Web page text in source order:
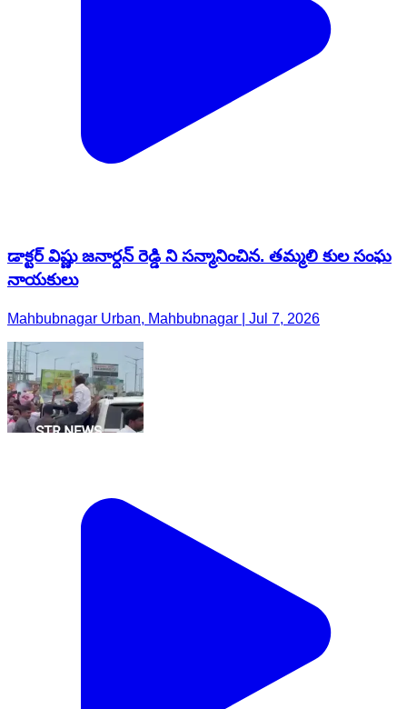
డాక్టర్ విష్ణు జనార్దన్ రెడ్డి ని సన్మానించిన. తమ్మలి కుల సంఘ
నాయకులు
Mahbubnagar Urban, Mahbubnagar | Jul 7, 2026